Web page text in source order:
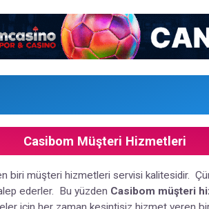
Casibom Müşteri Hizmetleri
müşteri hizmetleri servisi kalitesidir.
ederler. Bu yüzden Casibom müşteri